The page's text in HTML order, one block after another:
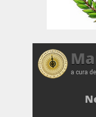
a cura